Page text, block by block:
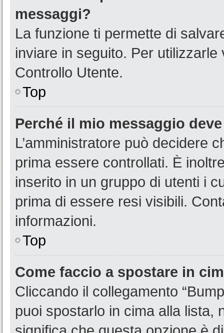
messaggi?
La funzione ti permette di
inviare in seguito. Per utilizzarle
Controllo Utente.
Top
Perché il mio messaggio
L’amministratore può decidere
prima essere controllati. È
inserito in un gruppo di utenti i
prima di essere resi visibili.
informazioni.
Top
Come faccio a spostare in
Cliccando il collegamento
puoi spostarlo in cima alla lista,